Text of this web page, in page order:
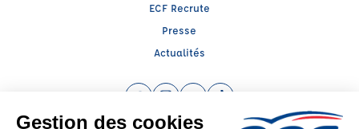
ECF Recrute
Presse
Actualités
Facebook (nouvelle fenêtre)
Instagram (nouvelle fenêtre)
YouTube (nouvelle fenêtre)
TikTok (nouvelle fenêtre)